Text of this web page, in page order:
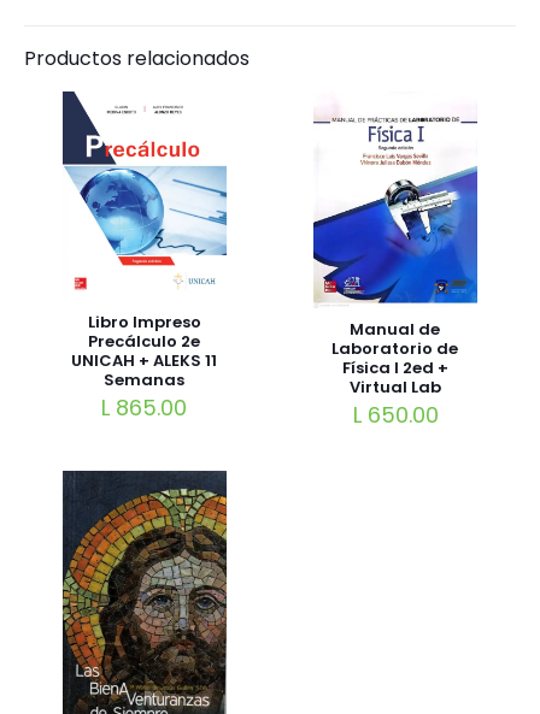
Productos relacionados
Libro Impreso
Precálculo 2e
UNICAH + ALEKS 11
Semanas
L 865.00
Manual de
Laboratorio de
Física I 2ed +
Virtual Lab
L650.00